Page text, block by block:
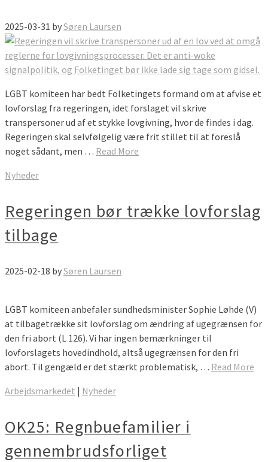
2025-03-31 bySøren Laursen
LGBT komiteen har bedt Folketingets formand om at afvise et
lovforslag fra regeringen, idet forslaget vil skrive
transpersoner ud af et stykke lovgivning, hvor de findes i dag.
Regeringen skal selvfølgelig være frit stillet til at foreslå
noget sådant, men … Read More
Nyheder
Regeringen bør trække lovforslag
tilbage
2025-02-18 bySøren Laursen
LGBT komiteen anbefaler sundhedsminister Sophie Løhde (V)
at tilbagetrække sit lovforslag om ændring af ugegrænsen for
den fri abort (L 126). Vi har ingen bemærkninger til
lovforslagets hovedindhold, altså ugegrænsen for den fri
abort. Til gengæld er det stærkt problematisk, … Read More
Arbejdsmarkedet | Nyheder
OK25: Regnbuefamilier i
gennembrudsforliget